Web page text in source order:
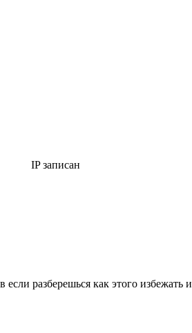
IP записан
разберешься как этого избежать и